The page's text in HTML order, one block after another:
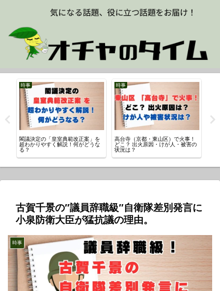
時事
閣議決定の「皇室典範改正案」を
超わかりやすく解説！何がどうな
る？
時事
高台寺（京都・東山区）で火事！
どこ？ 出火原因・けが人・被害の
状況は？
古賀千景の″議員辞職級″自衛隊差別発言に
小泉防衛大臣が猛抗議の理由。
時事